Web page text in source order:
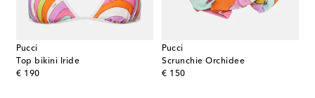
Pucci
Top bikini Iride
€ 190
original price
Pucci
Scrunchie Orchidee
€ 150
original price